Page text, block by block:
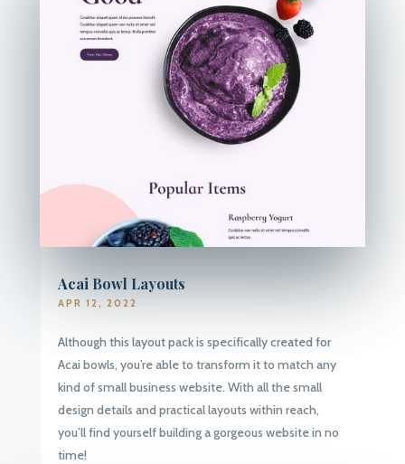
Acai Bowl Layouts
APR 12, 2022
Although this layout pack is specifically created for
Acai bowls, you’re able to transform it to match any
kind of small business website. With all the small
design details and practical layouts within reach,
you’ll find yourself building a gorgeous website in no
time!